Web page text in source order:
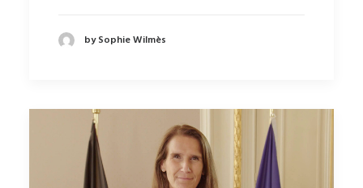
by Sophie Wilmès